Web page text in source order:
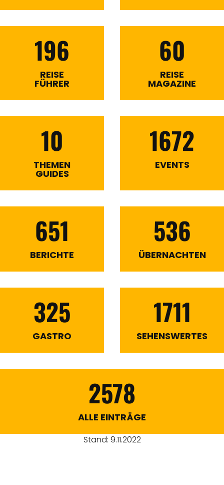
196
REISE
FÜHRER
60
REISE
MAGAZINE
10
THEMEN
GUIDES
1672
EVENTS
651
BERICHTE
536
ÜBERNACHTEN
325
GASTRO
1711
SEHENSWERTES
2578
ALLE EINTRÄGE
Stand: 9.11.2022